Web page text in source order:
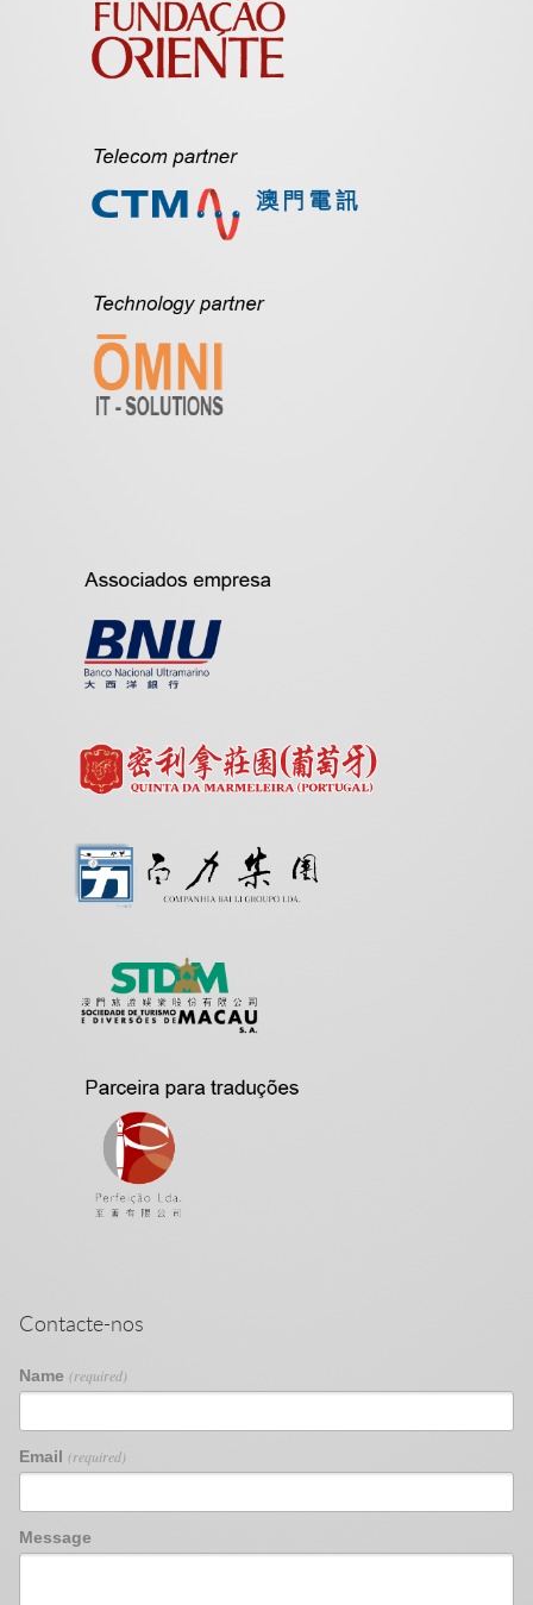
Contacte-nos
Name (required)
Email (required)
Message